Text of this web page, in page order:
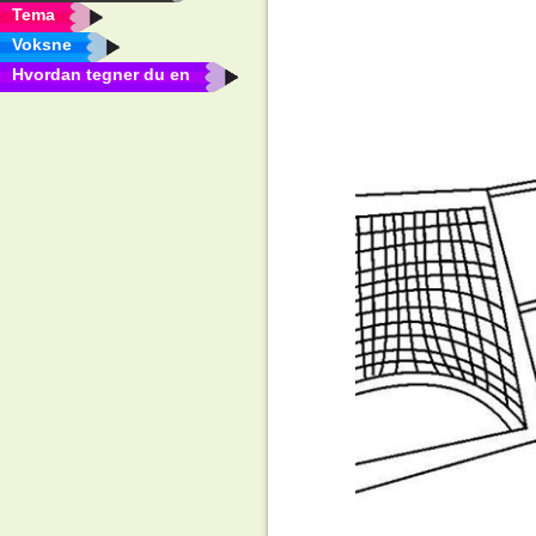
Tema
Voksne
Hvordan tegner du en